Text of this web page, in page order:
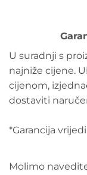
U suradnji s
najniže cijene.
cijenom,
dostaviti
*Garancija
Molimo